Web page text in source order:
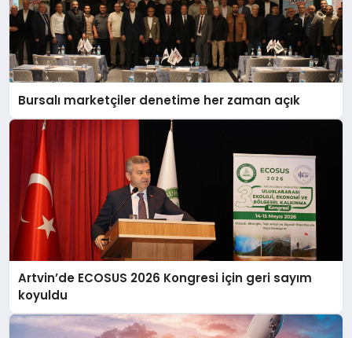
Bursalı marketçiler denetime her zaman açık
Artvin’de ECOSUS 2026 Kongresi için geri sayım
koyuldu